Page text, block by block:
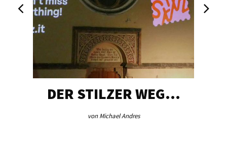
DER STILZER WEG…
von Michael Andres